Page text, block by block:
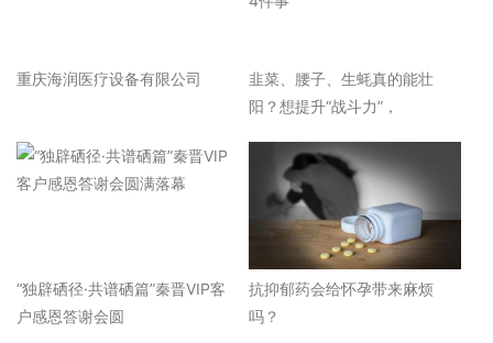
重庆海润医疗设备有限公司
韭菜、腰子、生蚝真的能壮
阳？想提升“战斗力”，
“独辟硒径·共谱硒篇”秦晋VIP客
户感恩答谢会圆
抗抑郁药会给怀孕带来麻烦
吗？